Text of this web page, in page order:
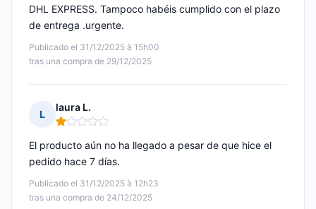
Publicado el 31/12/2025 à 15h00
tras una compra de 29/12/2025
DHL EXPRESS. Tampoco habéis cumplido con el plazo
de entrega .urgente.
L
laura L.
Nota: 1 de 5
Publicado el 31/12/2025 à 12h23
tras una compra de 24/12/2025
El producto aún no ha llegado a pesar de que hice el
pedido hace 7 días.